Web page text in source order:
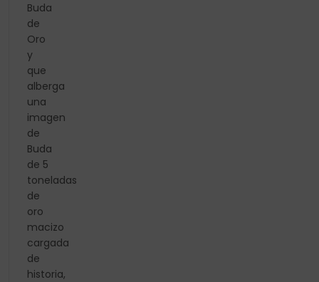
Buda
de
Oro
y
que
alberga
una
imagen
de
Buda
de 5
toneladas
de
oro
macizo
cargada
de
historia,